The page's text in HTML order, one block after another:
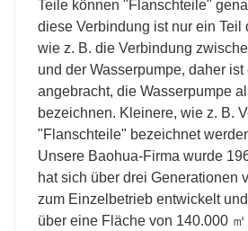
Teile können "Flanschteile"
diese Verbindung ist nur ein Teil
wie z. B. die Verbindung
und der Wasserpumpe, daher ist
angebracht, die Wasserpumpe
bezeichnen. Kleinere, wie z. B.
"Flanschteile" bezeichnet
Unsere Baohua-Firma wurde
hat sich über drei Generationen
zum Einzelbetrieb entwickelt
über eine Fläche von 140.000